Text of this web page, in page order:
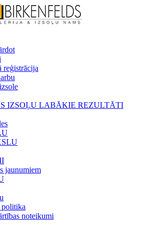
reģistrācija
IZSOĻU LABĀKIE REZULTĀTI
jaunumiem
politika
noteikumi